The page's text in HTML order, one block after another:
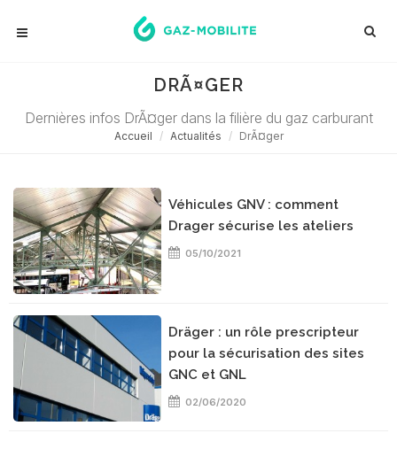
DRÃ¤GER
Dernières infos DrÃ¤ger dans la filière du gaz carburant
Accueil Actualités DrÃ¤ger
Véhicules GNV : comment
Drager sécurise les ateliers
05/10/2021
Dräger : un rôle prescripteur
pour la sécurisation des sites
GNC et GNL
02/06/2020